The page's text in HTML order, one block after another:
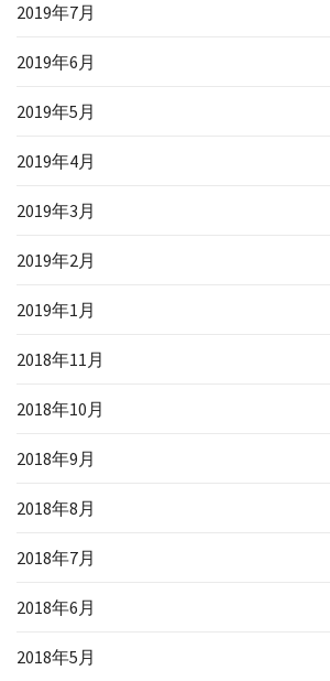
2019年7月
2019年6月
2019年5月
2019年4月
2019年3月
2019年2月
2019年1月
2018年11月
2018年10月
2018年9月
2018年8月
2018年7月
2018年6月
2018年5月